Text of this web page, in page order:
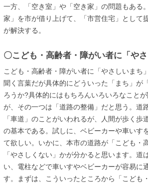
一方、「空き室」や「空き家」の問題もある
家」を市が借り上げて、「市営住宅」として
が解決する。
〇こども・高齢者・障がい者に「やさ
こども・高齢者・障がい者に「やさしいまち
聞く言葉だが具体的にどういった「まち」が
ろうか?具体的にはもちろんいろいろなこと
が、その一つは「道路の整備」だと思う。道
「車道」のことがいわれるが、人間が歩く歩
の基本である。試しに、ベビーカーや車いす
て欲しい。いかに、本市の道路が「こども・
「やさしくない」かが分かると思います。道
い、電柱などで車いすやベビーカーが容易に
す。まずは、こういったところから「こども